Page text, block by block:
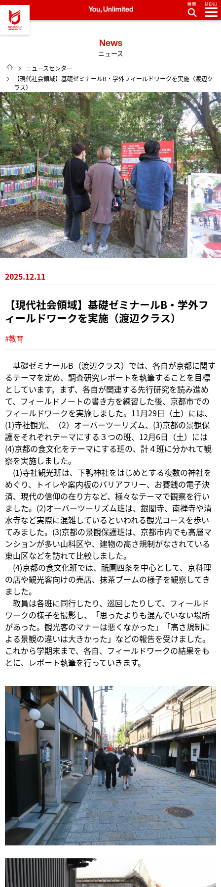
龍谷大学 You, Unlimited
MENU
News
ニュース
HOME
ニュースセンター
【現代社会領域】基礎ゼミナールB・学外フィールドワークを実施（渡辺ク
ラス）
2025.12.11
【現代社会領域】基礎ゼミナールB・学外フ
ィールドワークを実施（渡辺クラス）
#教育
基礎ゼミナールB（渡辺クラス）では、各自が京都に関す
るテーマを定め、調査研究レポートを執筆することを目標
としています。まず、各自が関連する先行研究を読み進め
て、フィールドノートの書き方を練習した後、京都市での
フィールドワークを実施しました。11月29日（土）には、
(1)寺社観光、（2）オーバーツーリズム、(3)京都の景観保
護をそれぞれテーマにする３つの班、12月6日（土）には
(4)京都の食文化をテーマにする班の、計４班に分かれて観
察を実施しました。
(1)寺社観光班は、下鴨神社をはじめとする複数の神社を
めぐり、トイレや案内板のバリアフリー、お賽銭の電子決
済、現代の信仰の在り方など、様々なテーマで観察を行い
ました。(2)オーバーツーリズム班は、銀閣寺、南禅寺や清
水寺など実際に混雑しているといわれる観光コースを歩い
てみました。(3)京都の景観保護班は、京都市内でも高層マ
ンションが多い山科区や、建物の高さ規制がなされている
東山区などを訪れて比較しました。
(4)京都の食文化班では、祇園四条を中心として、京料理
の店や観光客向けの売店、抹茶ブームの様子を観察してき
ました。
教員は各班に同行したり、巡回したりして、フィールド
ワークの様子を撮影し、「思ったよりも混んでいない場所
があった。観光客のマナーは悪くなかった」「高さ規制に
よる景観の違いは大きかった」などの報告を受けました。
これから学期末まで、各自、フィールドワークの結果をも
とに、レポート執筆を行っていきます。